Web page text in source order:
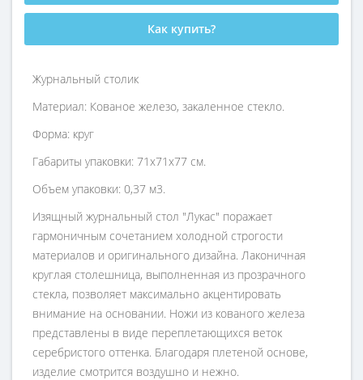
Как купить?
Журнальный столик
Материал: Кованое железо, закаленное стекло.
Форма: круг
Габариты упаковки: 71х71х77 см.
Объем упаковки: 0,37 м3.
Изящный журнальный стол "Лукас" поражает
гармоничным сочетанием холодной строгости
материалов и оригинального дизайна. Лаконичная
круглая столешница, выполненная из прозрачного
стекла, позволяет максимально акцентировать
внимание на основании. Ножи из кованого железа
представлены в виде переплетающихся веток
серебристого оттенка. Благодаря плетеной основе,
изделие смотрится воздушно и нежно.